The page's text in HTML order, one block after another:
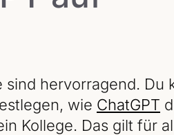
hervorragend. Du
wie ChatGPT
Kollege. Das gilt für